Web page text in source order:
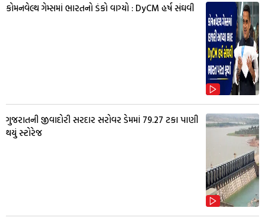
કોમનવેલ્થ ગેમ્સમાં ભારતનો ડંકો વાગ્યો : DyCM હર્ષ સંઘવી
ગુજરાતની જીવાદોરી સરદાર સરોવર ડેમમાં 79.27 ટકા પાણી
થયું સ્ટોરેજ